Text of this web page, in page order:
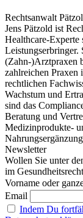
Rechtsanwalt
Jens Pätzold ist
Healthcare-Experte
Leistungserbringer.
(Zahn-)Arztpraxen
zahlreichen Praxen
rechtlichen
Wachstum und
sind das
Beratung und
Medizinprodukte-
Newsletter
Wollen Sie unter
im
Vorname oder
Email
Indem Du